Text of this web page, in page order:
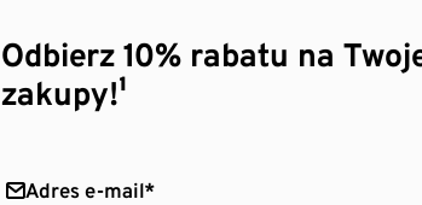
Odbierz 10% rabatu na
zakupy!¹
Adres e-mail*